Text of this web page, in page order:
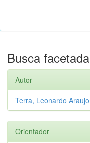
Busca facetada
Autor
Terra, Leonardo Araujo
Orientador